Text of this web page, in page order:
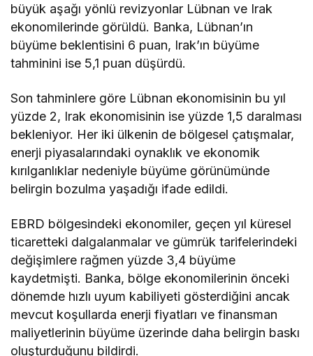
büyük aşağı yönlü revizyonlar Lübnan ve Irak
ekonomilerinde görüldü. Banka, Lübnan’ın
büyüme beklentisini 6 puan, Irak’ın büyüme
tahminini ise 5,1 puan düşürdü.
Son tahminlere göre Lübnan ekonomisinin bu yıl
yüzde 2, Irak ekonomisinin ise yüzde 1,5 daralması
bekleniyor. Her iki ülkenin de bölgesel çatışmalar,
enerji piyasalarındaki oynaklık ve ekonomik
kırılganlıklar nedeniyle büyüme görünümünde
belirgin bozulma yaşadığı ifade edildi.
EBRD bölgesindeki ekonomiler, geçen yıl küresel
ticaretteki dalgalanmalar ve gümrük tarifelerindeki
değişimlere rağmen yüzde 3,4 büyüme
kaydetmişti. Banka, bölge ekonomilerinin önceki
dönemde hızlı uyum kabiliyeti gösterdiğini ancak
mevcut koşullarda enerji fiyatları ve finansman
maliyetlerinin büyüme üzerinde daha belirgin baskı
oluşturduğunu bildirdi.